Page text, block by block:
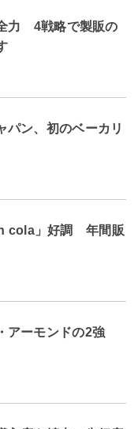
力 4戦略で製販の
パン、初のベーカリ
cola」好調 年間販
アーモンドの2強